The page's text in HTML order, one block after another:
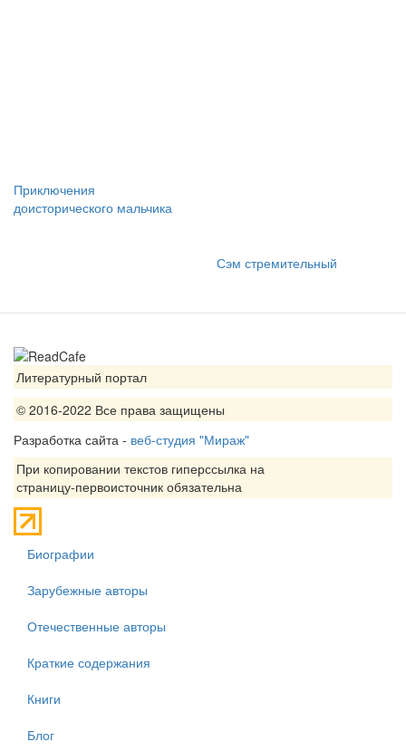
Приключения
доисторического мальчика
Сэм стремительный
Литературный портал
© 2016-2022 Все права защищены
Разработка сайта - веб-студия "Мираж"
При копировании текстов гиперссылка на
страницу-первоисточник обязательна
Биографии
Зарубежные авторы
Отечественные авторы
Краткие содержания
Книги
Блог